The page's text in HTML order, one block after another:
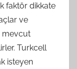
faktör dikkate
ve
mevcut
Turkcell
isteyen